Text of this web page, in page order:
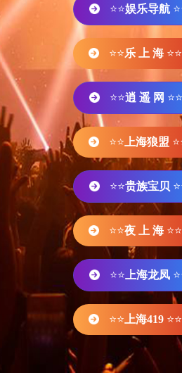
⭐⭐娱乐导航
⭐⭐乐 上 海 ⭐⭐
⭐⭐逍 遥 网 ⭐⭐
⭐⭐ 上海狼盟
⭐⭐贵族宝贝
⭐⭐夜 上 海 ⭐⭐
⭐⭐ 上海龙凤
⭐⭐ 上海419 ⭐⭐